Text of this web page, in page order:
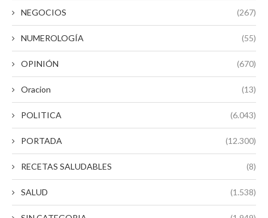
NEGOCIOS (267)
NUMEROLOGÍA (55)
OPINIÓN (670)
Oracion (13)
POLITICA (6.043)
PORTADA (12.300)
RECETAS SALUDABLES (8)
SALUD (1.538)